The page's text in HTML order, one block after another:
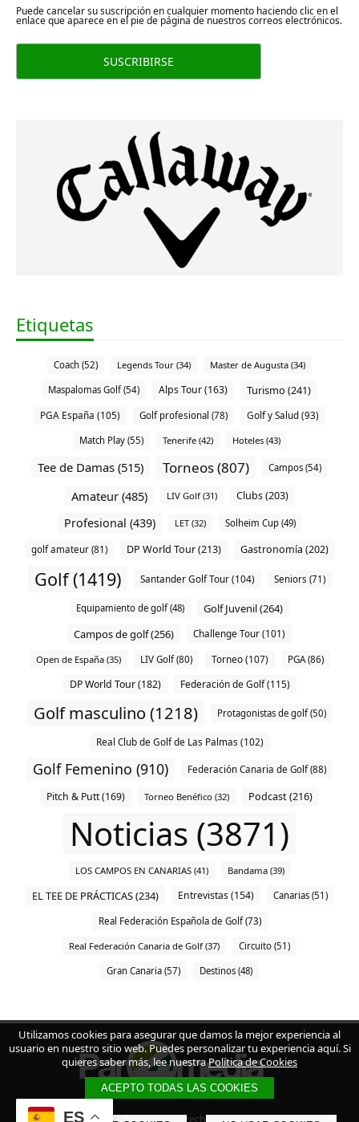
Puede cancelar su suscripción en cualquier momento haciendo clic en el
enlace que aparece en el pie de página de nuestros correos electrónicos.
Etiquetas
Coach (52) Legends Tour (34) Master de Augusta (34)
Maspalomas Golf (54) Alps Tour (163) Turismo (241)
PGA España (105) Golf profesional (78) Golf y Salud (93)
Match Play (55) Tenerife (42) Hoteles (43)
Tee de Damas (515) Torneos (807) Campos (54)
Amateur (485) LIV Golf (31) Clubs (203)
Profesional (439) LET (32) Solheim Cup (49)
golf amateur (81) DP World Tour (213) Gastronomía (202)
Golf (1419) Santander Golf Tour (104) Seniors (71)
Equipamiento de golf (48)
Golf Juvenil (264)
Campos de golf (256)
Challenge Tour (101)
Open de España (35) LIV Golf (80) Torneo (107) PGA (86)
DP World Tour (182) Federación de Golf (115)
Golf masculino (1218) Protagonistas de golf (50)
Real Club de Golf de Las Palmas (102)
Golf Femenino (910) Federación Canaria de Golf (88)
Pitch & Putt (169) Torneo Benéfico (32) Podcast (216)
Noticias (3871)
LOS CAMPOS EN CANARIAS (41) Bandama (39)
EL TEE DE PRÁCTICAS (234) Entrevistas (154) Canarias (51)
Real Federación Española de Golf (73)
Real Federación Canaria de Golf (37) Circuito (51)
Gran Canaria (57) Destinos (48)
© 2023 - Todos los derechos reservados.
Utilizamos cookies para asegurar que damos la mejor experiencia al
usuario en nuestro sitio web. Puedes personalizar tu experiencia aquí. Si
quieres saber más, lee nuestraPolítica de Cookies
ACEPTO TODAS LAS COOKIES
ES